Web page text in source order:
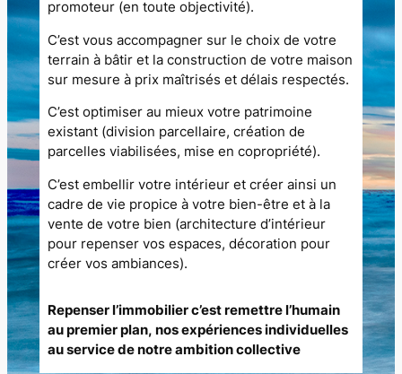
promoteur (en toute objectivité).
C’est vous accompagner sur le choix de votre
terrain à bâtir et la construction de votre maison
sur mesure à prix maîtrisés et délais respectés.
C’est optimiser au mieux votre patrimoine
existant (division parcellaire, création de
parcelles viabilisées, mise en copropriété).
C’est embellir votre intérieur et créer ainsi un
cadre de vie propice à votre bien-être et à la
vente de votre bien (architecture d’intérieur
pour repenser vos espaces, décoration pour
créer vos ambiances).
Repenser l’immobilier c’est remettre l’humain
au premier plan, nos expériences individuelles
au service de notre ambition collective